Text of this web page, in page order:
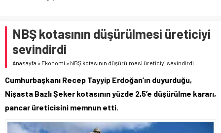
NBŞ kotasının düşürülmesi üreticiyi
sevindirdi
Anasayfa » Ekonomi » NBŞ kotasının düşürülmesi üreticiyi sevindirdi
Cumhurbaşkanı Recep Tayyip Erdoğan’ın duyurduğu,
Nişasta Bazlı Şeker kotasının yüzde 2,5’e düşürülme kararı,
pancar üreticisini memnun etti.